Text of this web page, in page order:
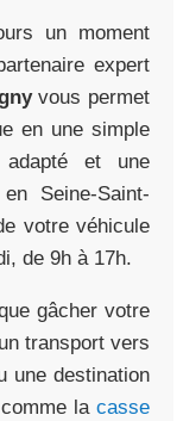
un moment
expert
vous permet
en une simple
et une
Seine-Saint-
votre véhicule
de 9h à 17h.
gâcher votre
transport vers
une destination
la casse